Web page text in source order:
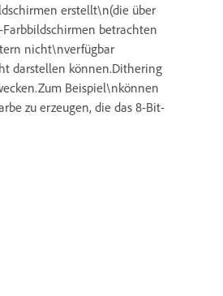
erstellt\n(die über
betrachten
nicht\nverfügbar
darstellen können.Dithering
Beispiel\nkönnen
zu erzeugen, die das 8-Bit-